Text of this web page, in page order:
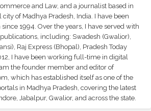
and Law, and a journalist based in
of Madhya Pradesh, India. I have been
1994. Over the years, I have served with
including: Swadesh (Gwalior),
Raj Express (Bhopal), Pradesh Today
I have been working full-time in digital
the founder member and editor of
which has established itself as one of the
in Madhya Pradesh, covering the latest
Jabalpur, Gwalior, and across the state.